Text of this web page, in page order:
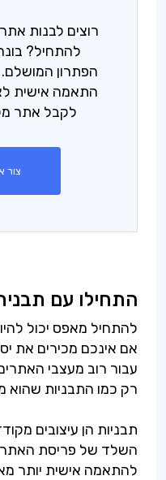
רוצים לבנות
להתחיל?
הפתרון
התאמה אישית
לקבל אתר
צור
התחילו עם
להתחיל מאפס יכול
אם אינכם מכירים את
עבור רוב מעצבי
תבניות הן עיצובים
השלד של פריסת האתר
להתאמה אישית יותר